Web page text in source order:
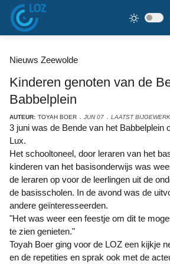
Nieuws Zeewolde
Kinderen genoten van de
Babbelplein
AUTEUR: TOYAH BOER JUN 07 LAATST
3 juni was de Bende van het Babbelplein op het toneel van The
Lux.
Het schooltoneel, door leraren van het
kinderen van het basisonderwijs was
de leraren op voor de leerlingen uit de
de basisscholen. In de avond was de
andere geïnteresseerden.
"Het was weer een feestje om dit te
te zien genieten."
Toyah Boer ging voor de LOZ een kijkje
en de repetities en sprak ook met de